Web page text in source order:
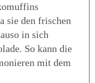
sie den frischen
in sich
So kann die
mit dem